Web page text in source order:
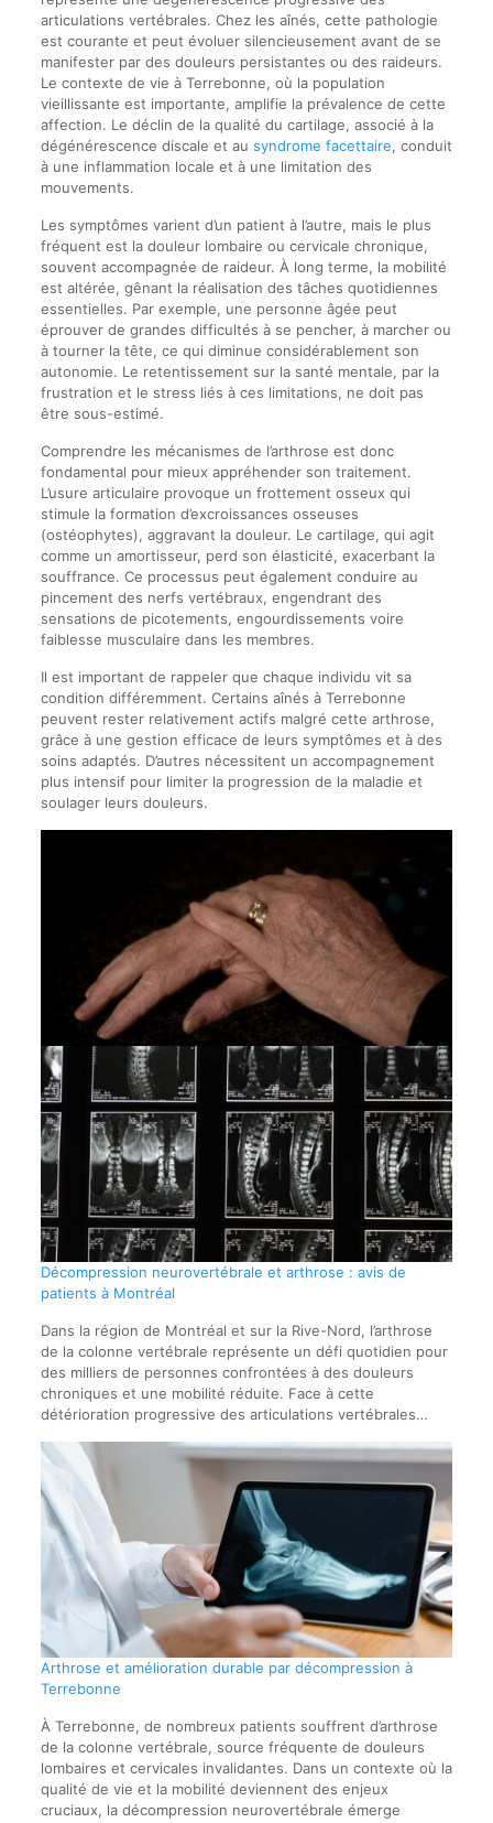
articulations vertébrales. Chez les aînés, cette pathologie
est courante et peut évoluer silencieusement avant de se
manifester par des douleurs persistantes ou des raideurs.
Le contexte de vie à Terrebonne, où la population
vieillissante est importante, amplifie la prévalence de cette
affection. Le déclin de la qualité du cartilage, associé à la
dégénérescence discale et au syndrome facettaire, conduit
à une inflammation locale et à une limitation des
mouvements.
Les symptômes varient d’un patient à l’autre, mais le plus
fréquent est la douleur lombaire ou cervicale chronique,
souvent accompagnée de raideur. À long terme, la mobilité
est altérée, gênant la réalisation des tâches quotidiennes
essentielles. Par exemple, une personne âgée peut
éprouver de grandes difficultés à se pencher, à marcher ou
à tourner la tête, ce qui diminue considérablement son
autonomie. Le retentissement sur la santé mentale, par la
frustration et le stress liés à ces limitations, ne doit pas
être sous-estimé.
Comprendre les mécanismes de l’arthrose est donc
fondamental pour mieux appréhender son traitement.
L’usure articulaire provoque un frottement osseux qui
stimule la formation d’excroissances osseuses
(ostéophytes), aggravant la douleur. Le cartilage, qui agit
comme un amortisseur, perd son élasticité, exacerbant la
souffrance. Ce processus peut également conduire au
pincement des nerfs vertébraux, engendrant des
sensations de picotements, engourdissements voire
faiblesse musculaire dans les membres.
Il est important de rappeler que chaque individu vit sa
condition différemment. Certains aînés à Terrebonne
peuvent rester relativement actifs malgré cette arthrose,
grâce à une gestion efficace de leurs symptômes et à des
soins adaptés. D’autres nécessitent un accompagnement
plus intensif pour limiter la progression de la maladie et
soulager leurs douleurs.
Décompression neurovertébrale et arthrose : avis de
patients à Montréal
Dans la région de Montréal et sur la Rive-Nord, l’arthrose
de la colonne vertébrale représente un défi quotidien pour
des milliers de personnes confrontées à des douleurs
chroniques et une mobilité réduite. Face à cette
détérioration progressive des articulations vertébrales…
Arthrose et amélioration durable par décompression à
Terrebonne
À Terrebonne, de nombreux patients souffrent d’arthrose
de la colonne vertébrale, source fréquente de douleurs
lombaires et cervicales invalidantes. Dans un contexte où la
qualité de vie et la mobilité deviennent des enjeux
cruciaux, la décompression neurovertébrale émerge